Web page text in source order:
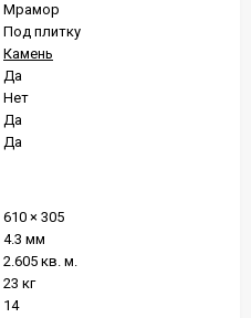
Мрамор
Под плитку
Камень
Да
Нет
Да
Да
610 × 305
4.3 мм
2.605 кв. м.
23 кг
14